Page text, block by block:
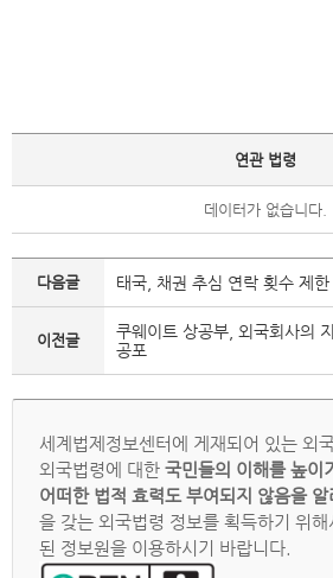
연관 법령
데이터가 없습니다.
다음글 태국, 채권 추심 연락 횟수 제한
이전글
쿠웨이트 상공부, 외국회사의
공포
세계법제정보센터에 게재되어 있는 외
외국법령에 대한 국민들의 이해를 높이
어떠한 법적 효력도 부여되지 않음을
을 갖는 외국법령 정보를 획득하기 위해
된 정보원을 이용하시기 바랍니다.